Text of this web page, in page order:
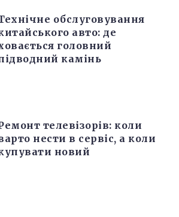
обслуговування
авто: де
головний
камінь
телевізорів: коли
нести в сервіс, а коли
новий